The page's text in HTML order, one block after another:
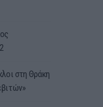
στη Θράκη